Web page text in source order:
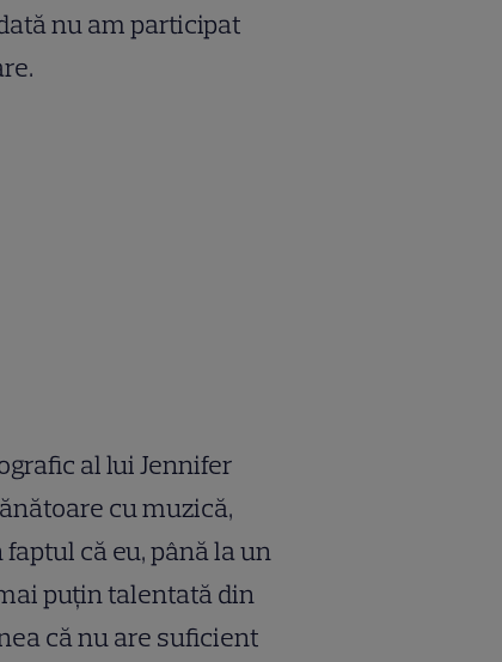
nu am participat
al lui Jennifer
cu muzică,
că eu, până la un
puțin talentată din
că nu are suficient